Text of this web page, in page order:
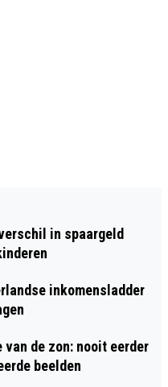
in spaargeld
inkomensladder
de zon: nooit eerder
beelden